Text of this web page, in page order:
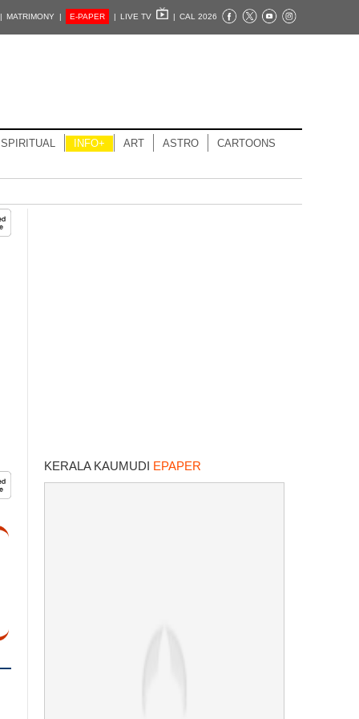
| MATRIMONY | E-PAPER | LIVE TV | CAL 2026
SPIRITUAL INFO+ ART ASTRO CARTOONS
KERALA KAUMUDI EPAPER